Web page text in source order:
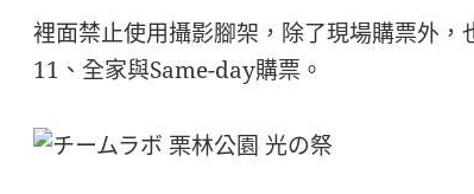
裡面禁止使用攝影腳架，除了現場購票外
11、全家與Same-day購票。